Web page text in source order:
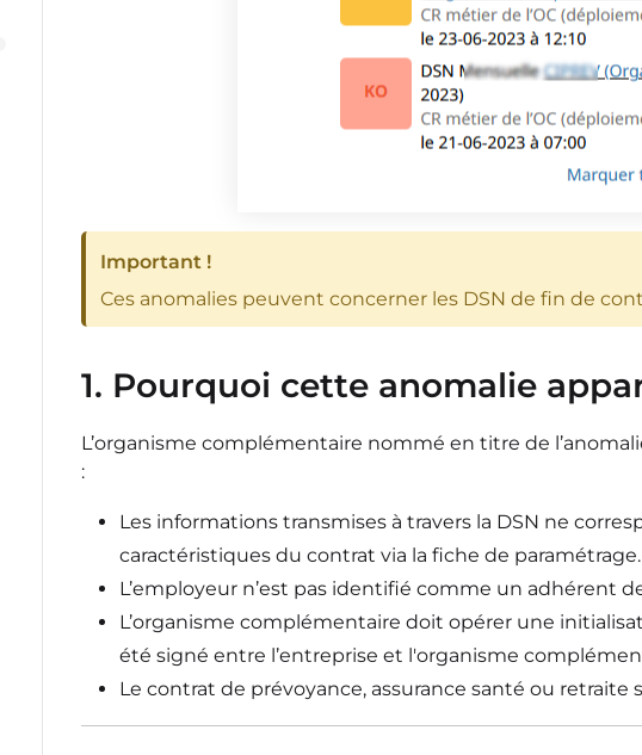
Important !
Ces anomalies peuvent concerner les DSN de fin de
1. Pourquoi cette anomalie
L’organisme complémentaire nommé en titre de
:
Les informations transmises à travers la DSN ne
caractéristiques du contrat via la fiche de paramétrage.
L’employeur n’est pas identifié comme un adhérent
L’organisme complémentaire doit opérer une
été signé entre l’entreprise et l'organisme
Le contrat de prévoyance, assurance santé ou retraite